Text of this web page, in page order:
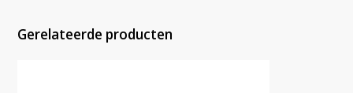
Gerelateerde producten